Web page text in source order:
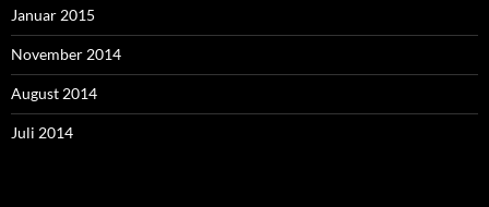
Januar 2015
November 2014
August 2014
Juli 2014